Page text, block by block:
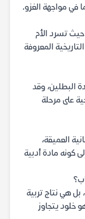
في مواجهة الغزو.
حيث تسرد الأم
المعروفة
البطلين، وقد
على مرحلة
العميقة،
كونه مادة أدبية
بل هي نتاج تربية
خلود يتجاوز